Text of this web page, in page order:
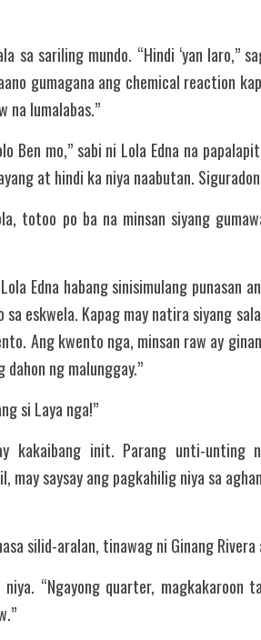
sa sariling mundo. “Hindi ‘yan laro,”
gumagana ang chemical reaction
na lumalabas.”
Ben mo,” sabi ni Lola Edna na
at hindi ka niya naabutan.
totoo po ba na minsan siyang
Edna habang sinisimulang
eskwela. Kapag may natira siyang
Ang kwento nga, minsan raw ay
ng malunggay.”
si Laya nga!”
kakaibang init. Parang unti-unting
may saysay ang pagkahilig niya sa
silid-aralan, tinawag ni Ginang
niya. “Ngayong quarter,